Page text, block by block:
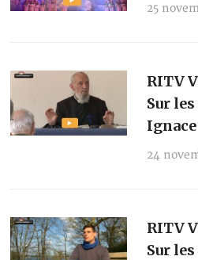
25
RITV
Sur
24
RITV
Sur